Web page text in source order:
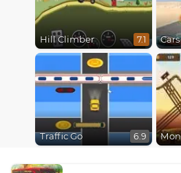
Hill Climber 7.1
Traffic Go 6.9